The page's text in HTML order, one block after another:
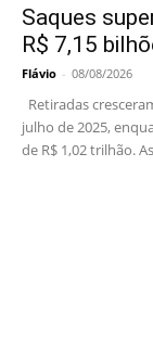
Saques
R$ 7,15
Flávio - 08/08/2026
Retiradas
julho de 2025,
de R$ 1,02 trilhão.